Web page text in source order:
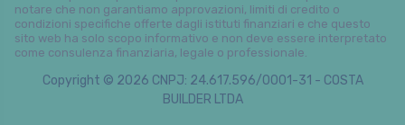
notare che non garantiamo approvazioni, limiti di credito o
condizioni specifiche offerte dagli istituti finanziari e che questo
sito web ha solo scopo informativo e non deve essere interpretato
come consulenza finanziaria, legale o professionale.
Copyright © 2026 CNPJ: 24.617.596/0001-31 - COSTA
BUILDER LTDA